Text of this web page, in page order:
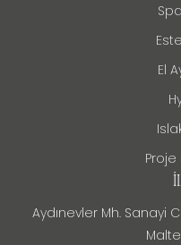
El
Proje
Aydınevler Mh. Sanayi